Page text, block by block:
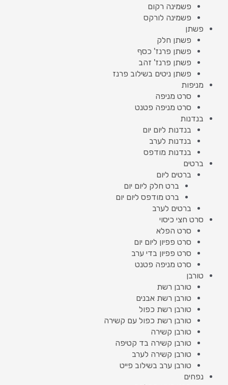
פשמינה רקום
פשמינה לורקס
פשתן
פשתן חלק
פשתן פרנז' כסף
פשתן פרנז' זהב
פשתן ניטים בשילוב פרנז
מניפות
סרט מניפה
סרט מניפה פטנט
בנדנות
בנדנות ליום יום
בנדנות לערב
בנדנות מודפס
ברטים
ברטים ליום
ברט חלק ליום יום
ברט מודפס ליום יום
ברטים לערב
סרט חצי כיסוי
סרט הפלא
סרט פפיון ליום יום
סרט פפיון בדי ערב
סרט מניפה פטנט
טורבן
טורבן רשת
טורבן רשת אבנים
טורבן רשת כפול
טורבן רשת כפול עם קשירה
טורבן קשירה
טורבן קשירה בד קטיפה
טורבן קשירה לערב
טורבן ערב בשילוב פייט
נפחים